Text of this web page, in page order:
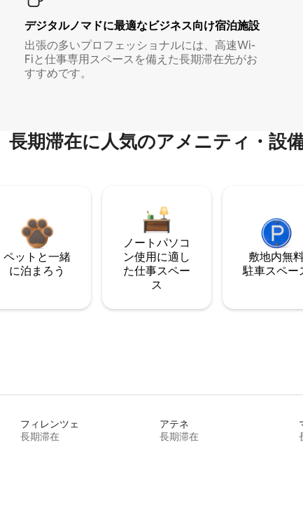
デジタルノマド⁠に最⁠適⁠なビ⁠ジ⁠ネ⁠ス⁠向⁠け宿⁠泊⁠施⁠設
出張の多いプロフェッショナルには、高速Wi-
Fiと仕事専用スペースを備えた長期滞在先がお
すすめです。
長期滞在に人気のアメニティ・設
ペットと一緒
に泊まろう
ノートパソコ
ン使用に適し
た仕事スペー
ス
敷地内無
駐⁠車ス⁠ペ⁠ー⁠
フィレンツェ
長期滞在
アテネ
長期滞在